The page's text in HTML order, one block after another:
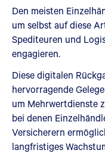
Den meisten
um selbst auf diese
Spediteuren und
engagieren.
Diese digitalen
hervorragende
um Mehrwertdienste
bei denen
Versicherern
langfristiges